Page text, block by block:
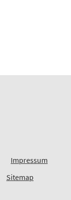
Impressum
Sitemap